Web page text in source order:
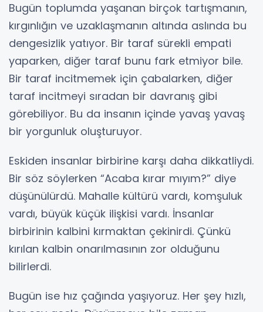
Bugün toplumda yaşanan birçok tartışmanın,
kırgınlığın ve uzaklaşmanın altında aslında bu
dengesizlik yatıyor. Bir taraf sürekli empati
yaparken, diğer taraf bunu fark etmiyor bile.
Bir taraf incitmemek için çabalarken, diğer
taraf incitmeyi sıradan bir davranış gibi
görebiliyor. Bu da insanın içinde yavaş yavaş
bir yorgunluk oluşturuyor.
Eskiden insanlar birbirine karşı daha dikkatliydi.
Bir söz söylerken “Acaba kırar mıyım?” diye
düşünülürdü. Mahalle kültürü vardı, komşuluk
vardı, büyük küçük ilişkisi vardı. İnsanlar
birbirinin kalbini kırmaktan çekinirdi. Çünkü
kırılan kalbin onarılmasının zor olduğunu
bilirlerdi.
Bugün ise hız çağında yaşıyoruz. Her şey hızlı,